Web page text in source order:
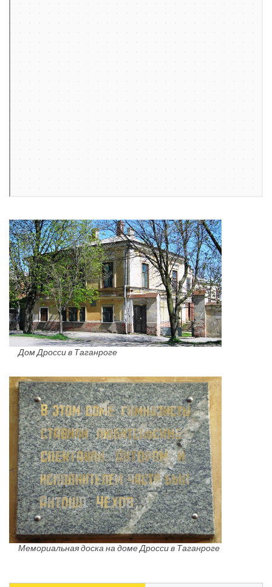
Дом Дросси в Таганроге
Мемориальная доска на доме Дросси в Таганроге